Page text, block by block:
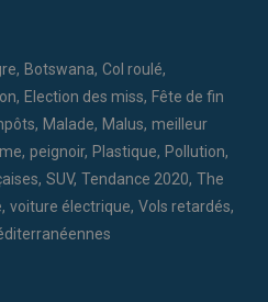
Botswana Col roulé
Election des miss Fête de fin
Malade Malus meilleur
peignoir Plastique Pollution
SUV Tendance 2020 The
voiture électrique Vols retardés